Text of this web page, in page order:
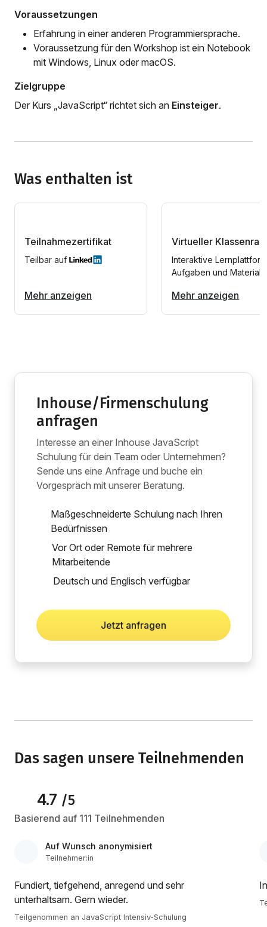
Voraussetzungen
Erfahrung in einer anderen Programmiersprache.
Voraussetzung für den Workshop ist ein Notebook
mit Windows, Linux oder macOS.
Zielgruppe
Der Kurs „JavaScript“ richtet sich an Einsteiger.
Was enthalten ist
Teilnahmezertifikat
Teilbar auf
Mehr anzeigen
Virtueller
Interaktive
Aufgaben und
Mehr anzeigen
Inhouse/Firmenschulung
anfragen
Interesse an einer Inhouse JavaScript
Schulung für dein Team oder Unternehmen?
Sende uns eine Anfrage und buche ein
Vorgespräch mit unserer Beratung.
Maßgeschneiderte Schulung nach Ihren
Bedürfnissen
Vor Ort oder Remote für mehrere
Mitarbeitende
Deutsch und Englisch verfügbar
Jetzt anfragen
Das sagen unsere Teilnehmenden
4.7 /5
Basierend auf 111 Teilnehmenden
Auf Wunsch anonymisiert
Teilnehmer:in
Fundiert, tiefgehend, anregend und sehr
unterhaltsam. Gern wieder.
Teilgenommen an JavaScript Intensiv-Schulung